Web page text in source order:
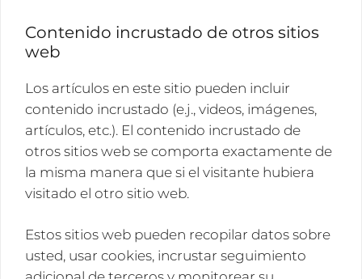
Contenido incrustado de otros sitios
web
Los artículos en este sitio pueden incluir
contenido incrustado (e.j., videos, imágenes,
artículos, etc.). El contenido incrustado de
otros sitios web se comporta exactamente de
la misma manera que si el visitante hubiera
visitado el otro sitio web.
Estos sitios web pueden recopilar datos sobre
usted, usar cookies, incrustar seguimiento